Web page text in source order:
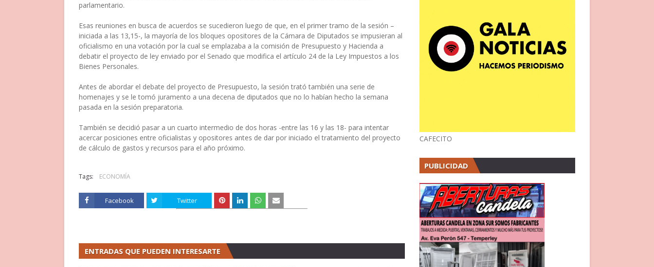
parlamentario.
Esas reuniones en busca de acuerdos se sucedieron luego de que, en el primer tramo de la sesión –
iniciada a las 13,15-, la mayoría de los bloques opositores de la Cámara de Diputados se impusieran al
oficialismo en una votación por la cual se emplazaba a la comisión de Presupuesto y Hacienda a
debatir el proyecto de ley enviado por el Senado que modifica el artículo 24 de la Ley Impuestos a los
Bienes Personales.
Antes de abordar el debate del proyecto de Presupuesto, la sesión trató también una serie de
homenajes y se le tomó juramento a una decena de diputados que no lo habían hecho la semana
pasada en la sesión preparatoria.
También se decidió pasar a un cuarto intermedio de dos horas -entre las 16 y las 18- para intentar
acercar posiciones entre oficialistas y opositores antes de dar por iniciado el tratamiento del proyecto
de cálculo de gastos y recursos para el año próximo.
Tags: ECONOMÍA
Facebook Twitter
ENTRADAS QUE PUEDEN INTERESARTE
CAFECITO
PUBLICIDAD